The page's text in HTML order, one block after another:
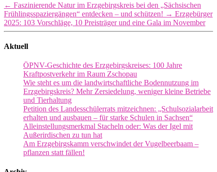
← Faszinierende Natur im Erzgebirgskreis bei den „Sächsischen
Frühlingsspaziergängen“ entdecken – und schützen! → Erzgebürger
2025: 103 Vorschläge, 10 Preisträger und eine Gala im November
Aktuell
ÖPNV-Geschichte des Erzgebirgskreises: 100 Jahre
Kraftpostverkehr im Raum Zschopau
Wie steht es um die landwirtschaftliche Bodennutzung im
Erzgebirgskreis? Mehr Zersiedelung, weniger kleine Betriebe
und Tierhaltung
Petition des Landesschülerrats mitzeichnen: „Schulsozialarbeit
erhalten und ausbauen – für starke Schulen in Sachsen“
Alleinstellungsmerkmal Stacheln oder: Was der Igel mit
Außerirdischen zu tun hat
Am Erzgebirgskamm verschwindet der Vugelbeerbaam –
pflanzen statt fällen!